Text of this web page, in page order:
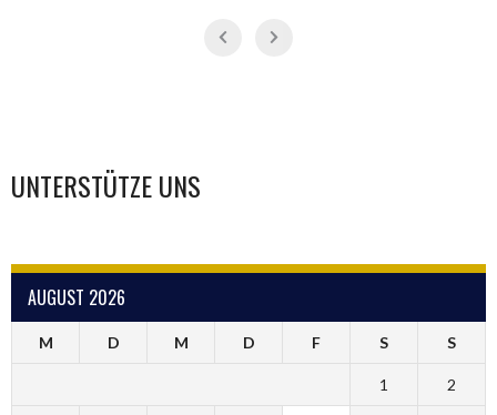
UNTERSTÜTZE UNS
AUGUST 2026
M D M D F S S
1 2